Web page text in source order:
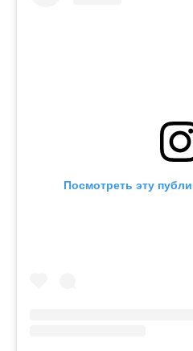
Посмотреть эту